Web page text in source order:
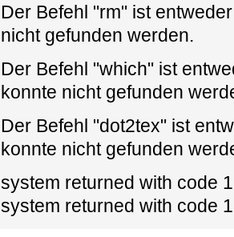
Der Befehl "rm" ist
nicht gefunden werden.
Der Befehl "which" ist
konnte nicht gefunden
Der Befehl "dot2tex" ist
konnte nicht gefunden
system returned with code
system returned with code 1